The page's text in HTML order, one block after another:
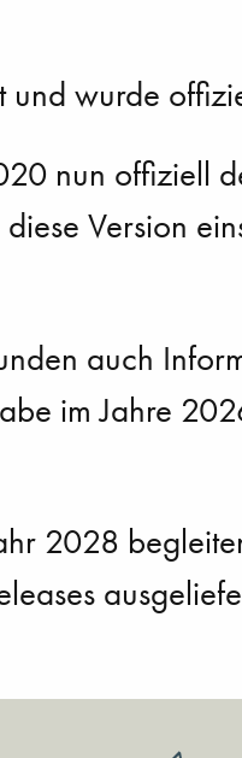
und wurde
nun offiziell
Version
auch
im Jahre
2028